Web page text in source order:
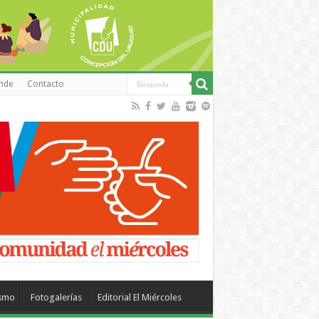
Contacto
Fotogalerías Editorial El Miércoles